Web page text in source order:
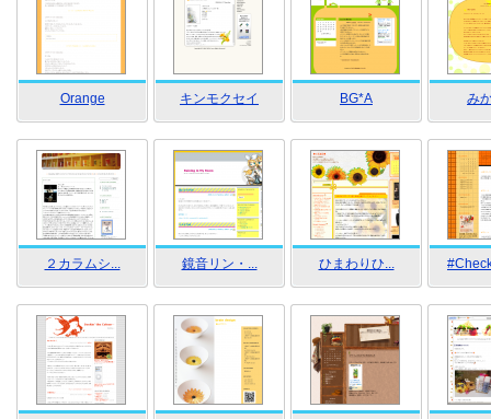
Orange キンモクセイ BG*A み
２カラムシ... 鏡音リン・... ひまわりひ...